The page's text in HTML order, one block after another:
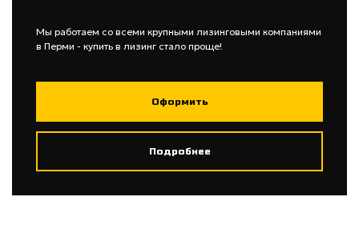
Мы работаем со всеми крупными лизинговыми компаниями
в Перми - купить в лизинг стало проще!
Оформить
Подробнее